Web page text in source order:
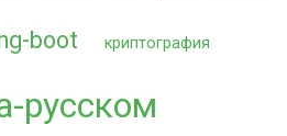
boot криптография
русском